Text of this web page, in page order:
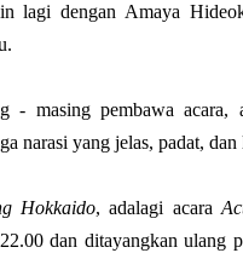
lagi dengan Amaya
- masing pembawa acara,
narasi yang jelas, padat, dan
Hokkaido, adalagi acara
dan ditayangkan ulang